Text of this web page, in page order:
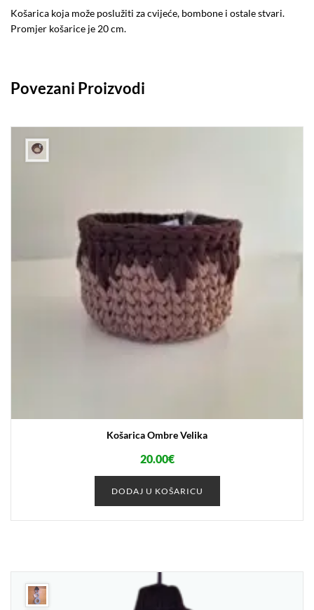
Košarica koja može poslužiti za cvijeće, bombone i ostale stvari.
Promjer košarice je 20 cm.
Povezani Proizvodi
Košarica Ombre Velika
20.00€
DODAJ U KOŠARICU